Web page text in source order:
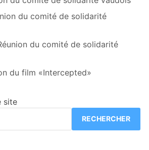
du comité de solidarité
du comité de solidarité
du film «Intercepted»
site
RECHERCHER